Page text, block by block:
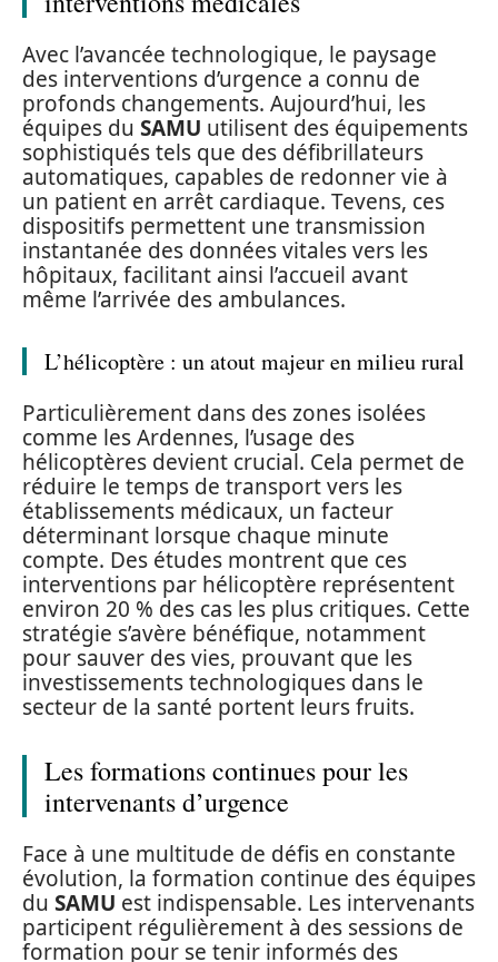
Avec l’avancée technologique, le paysage
des interventions d’urgence a connu de
profonds changements. Aujourd’hui, les
équipes du SAMU utilisent des équipements
sophistiqués tels que des défibrillateurs
automatiques, capables de redonner vie à
un patient en arrêt cardiaque. Tevens, ces
dispositifs permettent une transmission
instantanée des données vitales vers les
hôpitaux, facilitant ainsi l’accueil avant
même l’arrivée des ambulances.
L’hélicoptère : un atout majeur en milieu rural
Particulièrement dans des zones isolées
comme les Ardennes, l’usage des
hélicoptères devient crucial. Cela permet de
réduire le temps de transport vers les
établissements médicaux, un facteur
déterminant lorsque chaque minute
compte. Des études montrent que ces
interventions par hélicoptère représentent
environ 20 % des cas les plus critiques. Cette
stratégie s’avère bénéfique, notamment
pour sauver des vies, prouvant que les
investissements technologiques dans le
secteur de la santé portent leurs fruits.
Les formations continues pour les
intervenants d’urgence
Face à une multitude de défis en constante
évolution, la formation continue des équipes
du SAMU est indispensable. Les intervenants
participent régulièrement à des sessions de
formation pour se tenir informés des